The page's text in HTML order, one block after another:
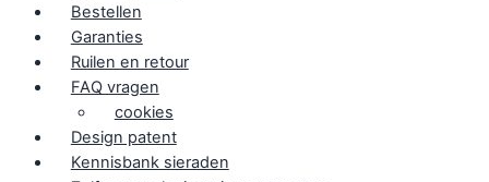
Bestellen
Garanties
Ruilen en retour
FAQ vragen
cookies
Design patent
Kennisbank sieraden